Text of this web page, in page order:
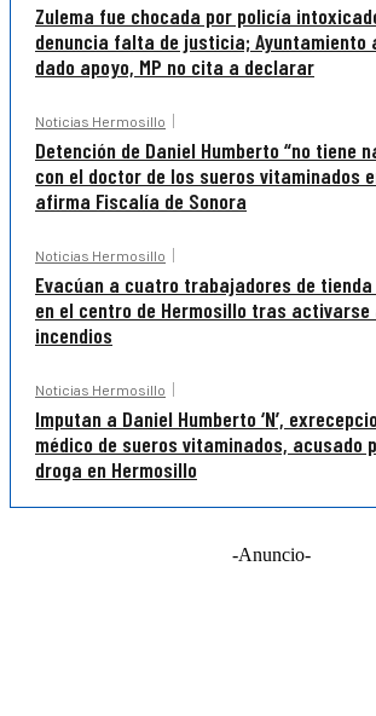
Zulema fue chocada por policía
denuncia falta de justicia; Ayuntamiento
dado apoyo, MP no cita a declarar
Noticias Hermosillo
Detención de Daniel Humberto “no tiene
con el doctor de los sueros vitaminados
afirma Fiscalía de Sonora
Noticias Hermosillo
Evacúan a cuatro trabajadores de
en el centro de Hermosillo tras
incendios
Noticias Hermosillo
Imputan a Daniel Humberto ‘N’,
médico de sueros vitaminados, acusado
droga en Hermosillo
-Anuncio-